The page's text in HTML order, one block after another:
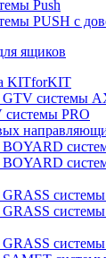
Push
PUSH с
ящиков
KITforKIT
системы
PRO